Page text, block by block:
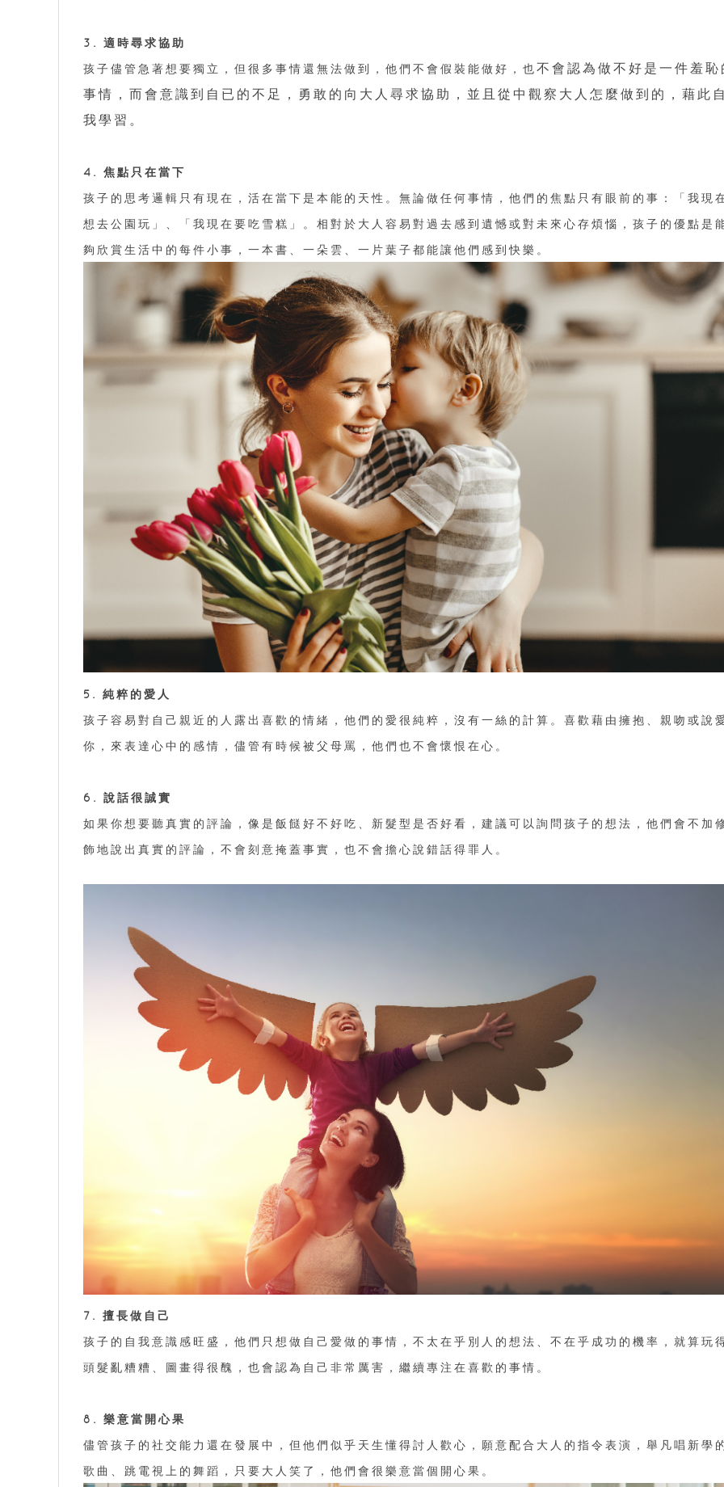
3. 適時尋求協助
孩子儘管急著想要獨立，但很多事情還無法做到，他們不會假裝能做好，也不會認為做不好是一件羞恥
事情，而會意識到自已的不足，勇敢的向大人尋求協助，並且從中觀察大人怎麼做到的，藉此
我學習。
4. 焦點只在當下
孩子的思考邏輯只有現在，活在當下是本能的天性。無論做任何事情，他們的焦點只有眼前的事：「我現
想去公園玩」、「我現在要吃雪糕」。相對於大人容易對過去感到遺憾或對未來心存煩惱，孩子的優點是
夠欣賞生活中的每件小事，一本書、一朵雲、一片葉子都能讓他們感到快樂。
5. 純粹的愛人
孩子容易對自己親近的人露出喜歡的情緒，他們的愛很純粹，沒有一絲的計算。喜歡藉由擁抱、親吻或說
你，來表達心中的感情，儘管有時候被父母罵，他們也不會懷恨在心。
6. 說話很誠實
如果你想要聽真實的評論，像是飯餸好不好吃、新髮型是否好看，建議可以詢問孩子的想法，他們會不加
飾地說出真實的評論，不會刻意掩蓋事實，也不會擔心說錯話得罪人。
7. 擅長做自己
孩子的自我意識感旺盛，他們只想做自己愛做的事情，不太在乎別人的想法、不在乎成功的機率，就算玩
頭髮亂糟糟、圖畫得很醜，也會認為自己非常厲害，繼續專注在喜歡的事情。
8. 樂意當開心果
儘管孩子的社交能力還在發展中，但他們似乎天生懂得討人歡心，願意配合大人的指令表演，舉凡唱新學
歌曲、跳電視上的舞蹈，只要大人笑了，他們會很樂意當個開心果。